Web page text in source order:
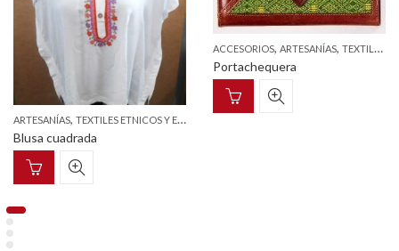
ARTESANÍAS, TEXTILES ETNICOS Y ESTILIZADOS
Blusa cuadrada
ACCESORIOS, ARTESANÍAS, TEXTILES ETNICOS Y ESTILIZADOS
Portachequera